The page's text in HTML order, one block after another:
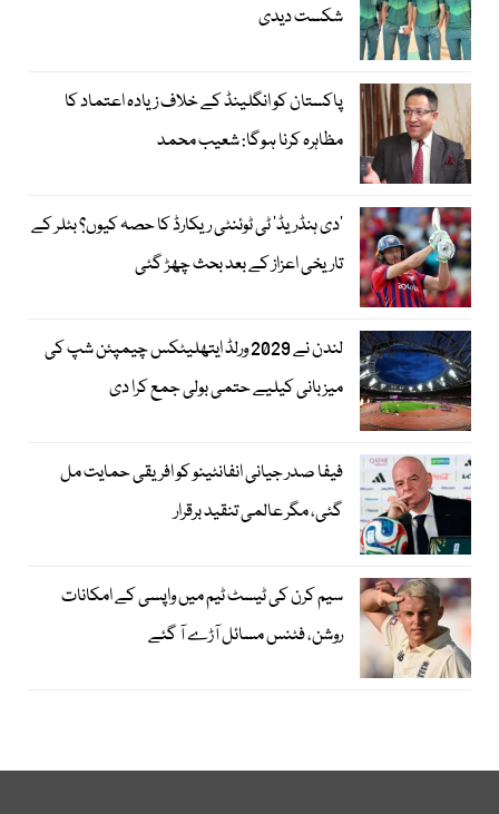
شکست دیدی
پاکستان کو انگلینڈ کے خلاف زیادہ اعتماد کا
مظاہرہ کرنا ہوگا: شعیب محمد
’دی ہنڈریڈ‘ ٹی ٹوئنٹی ریکارڈ کا حصہ کیوں؟ بٹلر کے
تاریخی اعزاز کے بعد بحث چھڑ گئی
لندن نے 2029 ورلڈ ایتھلیٹکس چیمپئن شپ کی
میزبانی کیلیے حتمی بولی جمع کرا دی
فیفا صدر جیانی انفانٹینو کو افریقی حمایت مل
گئی، مگر عالمی تنقید برقرار
سیم کرن کی ٹیسٹ ٹیم میں واپسی کے امکانات
روشن، فٹنس مسائل آڑے آ گئے